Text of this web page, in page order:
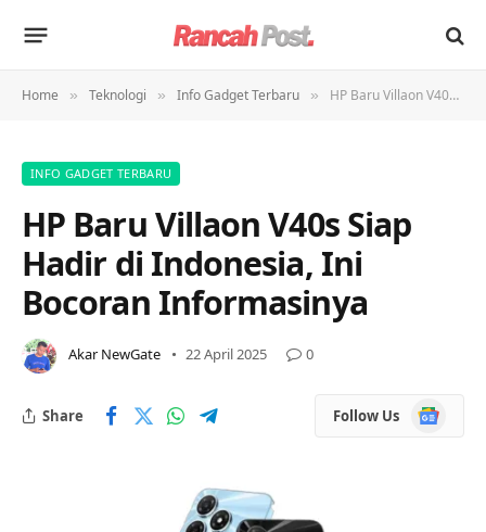
Home » Teknologi » Info Gadget Terbaru » HP Baru Villaon V40s Siap Hadir di Indonesia, Ini Bocoran Informasinya
INFO GADGET TERBARU
HP Baru Villaon V40s Siap
Hadir di Indonesia, Ini
Bocoran Informasinya
Akar NewGate 22 April 2025 0
Share Follow Us
Google
News